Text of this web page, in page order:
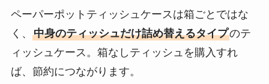
ペーパーポットティッシュケースは箱ごとではな
く、 中身のティッシュだけ詰め替えるタイプのテ
ィッシュケース。箱なしティッシュを購入すれ
ば、節約につながります。